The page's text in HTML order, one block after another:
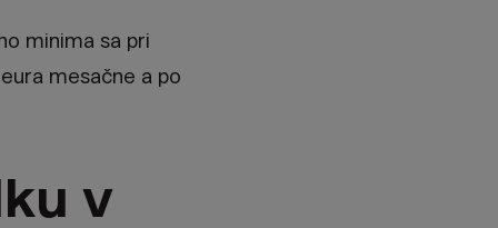
minima sa pri
mesačne a po
v